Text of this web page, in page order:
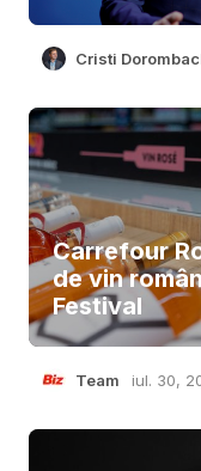
Cristi
Carrefour
de vin
Festival
Team iul. 30,